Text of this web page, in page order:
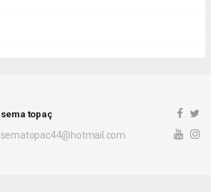
sema topaç
sematopac44@hotmail.com